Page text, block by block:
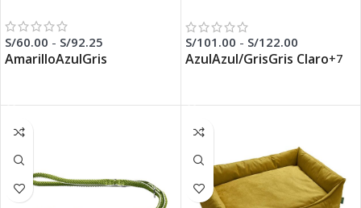
S/60.00 - S/92.25
AmarilloAzulGris
S/101.00 - S/122.00
AzulAzul/GrisGris Claro+7